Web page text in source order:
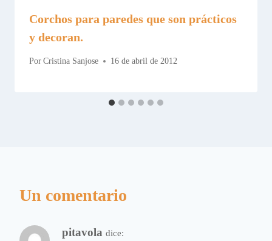
Corchos para paredes que son prácticos
y decoran.
Por Cristina Sanjose 16 de abril de 2012
Un comentario
pitavola dice: